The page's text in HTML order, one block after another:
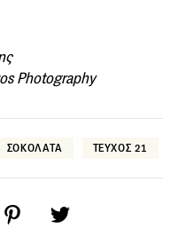
Photography
ΣΟΚΟΛΑΤΑ ΤΕΥΧΟΣ 21